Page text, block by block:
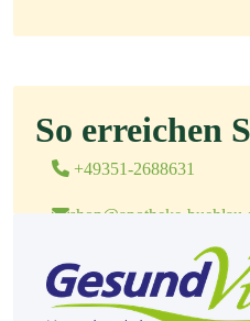
So erreichen
+49351-2688631
shop@apotheke-
Bautzner Landstraße 128,